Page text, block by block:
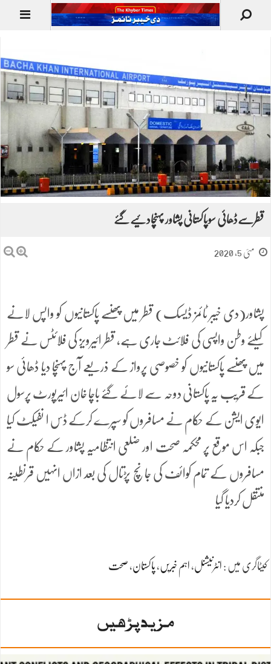
قطرسےڈھائی سوپاکستانی پشاور پہنچادئیےگئے
مئی 5, 2020
پشاور(دی خیبر ٹائمز ڈیسک) قطر میں پھنسے پاکستانیوں کو واپس لانے
کیلئے وطن واپسی کی فلائٹ جاری ہے، قطر ائیرویز کی فلائٹس نے قطر
میں پھنسے پاکستانیوں کو خصوصی پرواز کے ذریعے آج پہنچا دیا ڈھائی سو
کے قریب یہ پاکستانی دوحہ سے لائے گئے باچا خان ائیرپورٹ پرسول
ایوی ایشن کے حکام نے مسافروں کو سپرے کرکے ڈس ا نفیکٹ کیا
جبکہ اس موقع پر محکمہ صحت اور ضلعی انتظامیہ پشاور کے حکام نے
مسافروں کے تمام کوائف کی جانچ پڑتال کی بعد ازاں انہیں قرنطینہ
منتقل کردیا گیا
کیٹاگری میں : انٹرنیشنل، اہم خبریں، پاکستان، صحت
مزید پڑھیں